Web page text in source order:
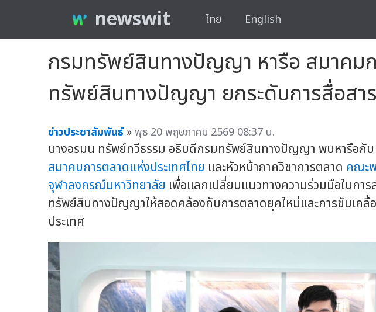
newswit ไทย English
กรมทรัพย์สินทางปัญญา หารือ สมาคม
ทรัพย์สินทางปัญญา ยกระดับการสื่อสา
ข่าวประชาสัมพันธ์ »พุธ 20 พฤษภาคม 2569 08:37 น.
นางอรมน ทรัพย์ทวีธรรม อธิบดีกรมทรัพย์สินทางปัญญา พบหารือกับ
สมาคมการตลาดแห่งประเทศไทย และหัวหน้าภาควิชาการตลาด คณะ
จุฬาลงกรณ์มหาวิทยาลัย เพื่อแลกเปลี่ยนแนวทางความร่วมมือในกา
ทรัพย์สินทางปัญญาให้สอดคล้องกับการตลาดยุคใหม่และการขับเคลื่
ประเทศ